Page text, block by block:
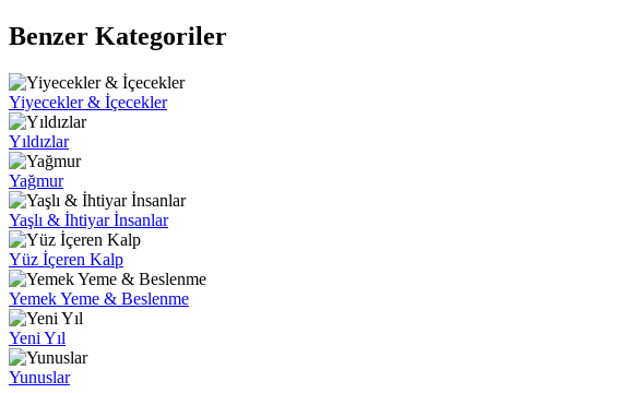
Benzer Kategoriler
Yiyecekler & İçecekler
Yıldızlar
Yağmur
Yaşlı & İhtiyar İnsanlar
Yüz İçeren Kalp
Yemek Yeme & Beslenme
Yeni Yıl
Yunuslar